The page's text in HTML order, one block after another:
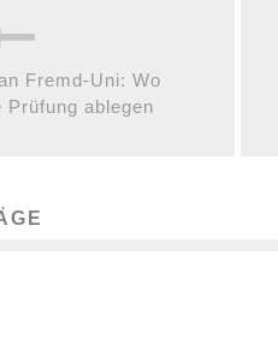
Fremd-Uni: Wo
Prüfung ablegen